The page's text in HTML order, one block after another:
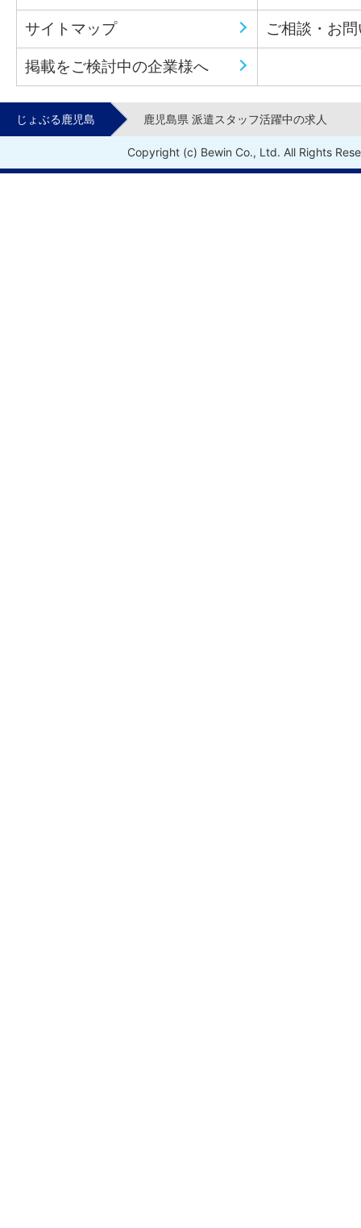
サイトマップ ご相談・お
掲載をご検討中の企業様へ
じょぶる鹿児島 鹿児島県 派遣スタッフ活躍中の求人
Copyright (c) Bewin Co., Ltd. All Rights